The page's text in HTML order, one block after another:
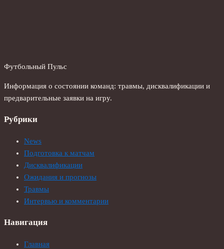
Футбольный Пульс
Информация о состоянии команд: травмы, дисквалификации и
предварительные заявки на игру.
Рубрики
News
Подготовка к матчам
Дисквалификации
Ожидания и прогнозы
Травмы
Интервью и комментарии
Навигация
Главная